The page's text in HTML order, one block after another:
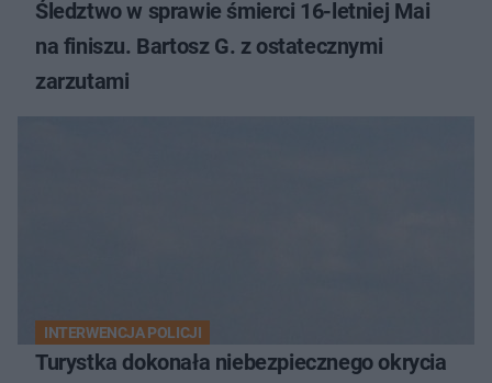
Śledztwo w sprawie śmierci 16-letniej Mai
na finiszu. Bartosz G. z ostatecznymi
zarzutami
INTERWENCJA POLICJI
Turystka dokonała niebezpiecznego okrycia